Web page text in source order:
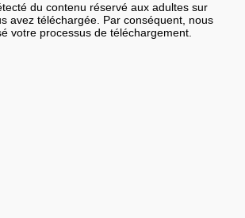
du contenu réservé aux adultes sur
avez téléchargée. Par conséquent, nous
votre processus de téléchargement.